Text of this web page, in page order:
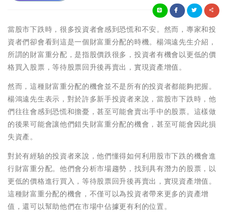
當股市下跌時，很多投資者會感到恐慌和不安。然而，專家和投
資者們卻會看到這是一個財富重分配的時機。楊鴻遠先生介紹，
所謂的財富重分配，是指股價跌很多，投資者有機會以更低的價
格買入股票，等待股票回升後再賣出，實現資產增值。
然而，這種財富重分配的機會並不是所有的投資者都能夠把握。
楊鴻遠先生表示，對於許多新手投資者來說，當股市下跌時，他
們往往會感到恐慌和擔憂，甚至可能會賣出手中的股票。這樣做
的後果可能會讓他們錯失財富重分配的機會，甚至可能會因此損
失資產。
對於有經驗的投資者來說，他們懂得如何利用股市下跌的機會進
行財富重分配。他們會分析市場趨勢，找到具有潛力的股票，以
更低的價格進行買入，等待股票回升後再賣出，實現資產增值。
這種財富重分配的機會，不僅可以為投資者帶來更多的資產增
值，還可以幫助他們在市場中佔據更有利的位置。